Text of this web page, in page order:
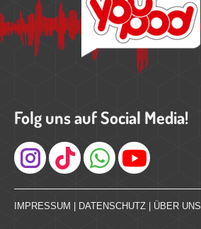
Folg uns auf Social Media!
Instagram
IMPRESSUM DATENSCHUTZ ÜBER UNS